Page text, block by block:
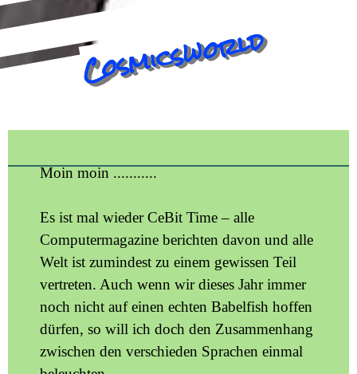
Cosmicsworld
Moin moin ...........
Es ist mal wieder CeBit Time – alle
Computermagazine berichten davon und alle
Welt ist zumindest zu einem gewissen Teil
vertreten. Auch wenn wir dieses Jahr immer
noch nicht auf einen echten Babelfish hoffen
dürfen, so will ich doch den Zusammenhang
zwischen den verschieden Sprachen einmal